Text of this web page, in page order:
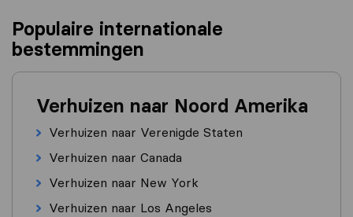
Populaire internationale
bestemmingen
Verhuizen naar Noord Amerika
Verhuizen naar Verenigde Staten
Verhuizen naar Canada
Verhuizen naar New York
Verhuizen naar Los Angeles